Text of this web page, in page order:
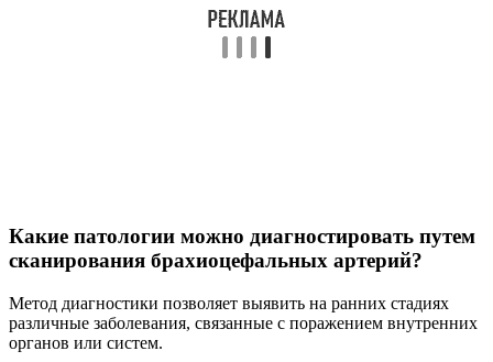
Какие патологии можно диагностировать путем
сканирования брахиоцефальных артерий?
Метод диагностики позволяет выявить на ранних стадиях
различные заболевания, связанные с поражением внутренних
органов или систем.